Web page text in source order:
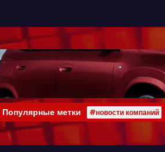
Популярные метки #новости компаний